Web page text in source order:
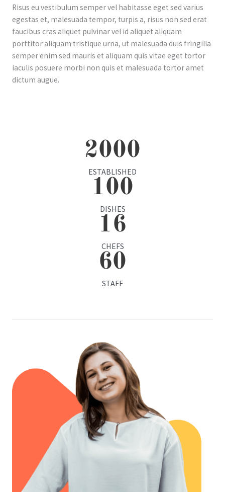
Risus eu vestibulum semper vel habitasse eget sed varius
egestas et, malesuada tempor, turpis a, risus non sed erat
faucibus cras aliquet pulvinar vel id aliquet aliquam
porttitor aliquam tristique urna, ut malesuada duis fringilla
semper enim sed mauris et aliquam quis vitae eget tortor
iaculis posuere morbi non quis et malesuada tortor amet
dictum augue.
2000
ESTABLISHED
100
DISHES
16
CHEFS
60
STAFF